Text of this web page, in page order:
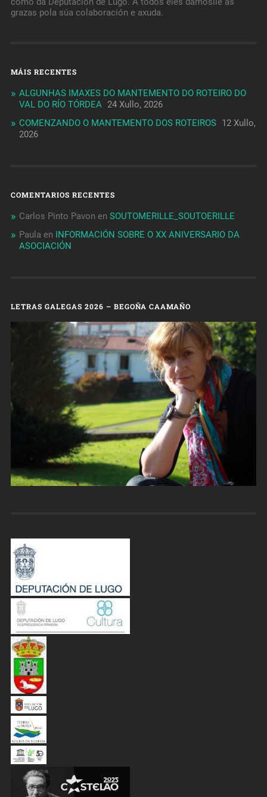
grazas pola súa colaboración e axuda.
MÁIS RECENTES
ALGUNHAS IMAXES DO MANTEMENTO DO ROTEIRO DO
VAL DO RÍO TÓRDEA 24 Xullo, 2026
COMENZANDO O MANTEMENTO DOS ROTEIROS 12 Xullo,
2026
COMENTARIOS RECENTES
Carlos Pinto Pavon en SOUTOMERILLE_SOUTOERILLE
Paula en INFORMACIÓN SOBRE O XX ANIVERSARIO DA
ASOCIACIÓN
LETRAS GALEGAS 2026 – BEGOÑA CAAMAÑO